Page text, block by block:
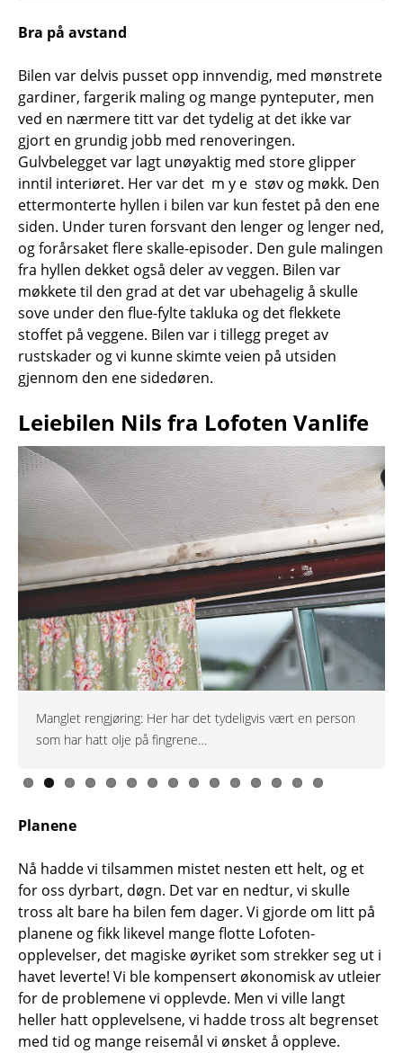
Bra på avstand
Bilen var delvis pusset opp innvendig, med mønstrete
gardiner, fargerik maling og mange pynteputer, men
ved en nærmere titt var det tydelig at det ikke var
gjort en grundig jobb med renoveringen.
Gulvbelegget var lagt unøyaktig med store glipper
inntil interiøret. Her var det m y e støv og møkk. Den
ettermonterte hyllen i bilen var kun festet på den ene
siden. Under turen forsvant den lenger og lenger ned,
og forårsaket flere skalle-episoder. Den gule malingen
fra hyllen dekket også deler av veggen. Bilen var
møkkete til den grad at det var ubehagelig å skulle
sove under den flue-fylte takluka og det flekkete
stoffet på veggene. Bilen var i tillegg preget av
rustskader og vi kunne skimte veien på utsiden
gjennom den ene sidedøren.
Leiebilen Nils fra Lofoten Vanlife
_MG_5324.jpg
Campingbilen Nils var ikke rengjort før utleie, og det var
døde fluer i myggnettingen.
_MG_5326.jpg
Manglet rengjøring: Her har det tydeligvis vært en person
som har hatt olje på fingrene…
_MG_5335.jpg
At finishen på malingen ikke var topp, var en ting - men at
campingbilens tekniske anlegg ikke virket var verre.
_MG_5377.jpg
Dette var en bil med akutt behov for oppussing, som for
eksempel det å feste taktrekket.
_MG_5391.jpg
Godt brukt…
_MG_5395.jpg
Ikke festet og møkkete, var stikkord som gikk igjen.
_MG_5396.jpg
Koppholderen kan man med litt velvilje kalle kreativ og
rustikk.
_MG_5402.jpg
Ooops, her var det hull rett ut gitt…
_MG_5407.jpg
Knekk på støtfangeren skapte ingen problemer, det var
det derimot ganske mye annet på leiebilen som gjorde.
_MG_5411.jpg
Rust…
_MG_6732.jpg
Det er ingen som vil sove i en campingbil som ikke er
rengjort på lang, lang tid.
_MG_6736.jpg
Det var ikke tilkoblet gass, og det var nok klokt.
_MG_6739.jpg
Burde det ikke vært en list her?
_MG_6740.jpg
Hmmm, ikke så veldig fristende å satse på denne
installasjonen.
_MG_6746.jpg
Kraftig lut: Hele campingbilen burde vært grundig rengjort.
Planene
Nå hadde vi tilsammen mistet nesten ett helt, og et
for oss dyrbart, døgn. Det var en nedtur, vi skulle
tross alt bare ha bilen fem dager. Vi gjorde om litt på
planene og fikk likevel mange flotte Lofoten-
opplevelser, det magiske øyriket som strekker seg ut i
havet leverte! Vi ble kompensert økonomisk av utleier
for de problemene vi opplevde. Men vi ville langt
heller hatt opplevelsene, vi hadde tross alt begrenset
med tid og mange reisemål vi ønsket å oppleve.